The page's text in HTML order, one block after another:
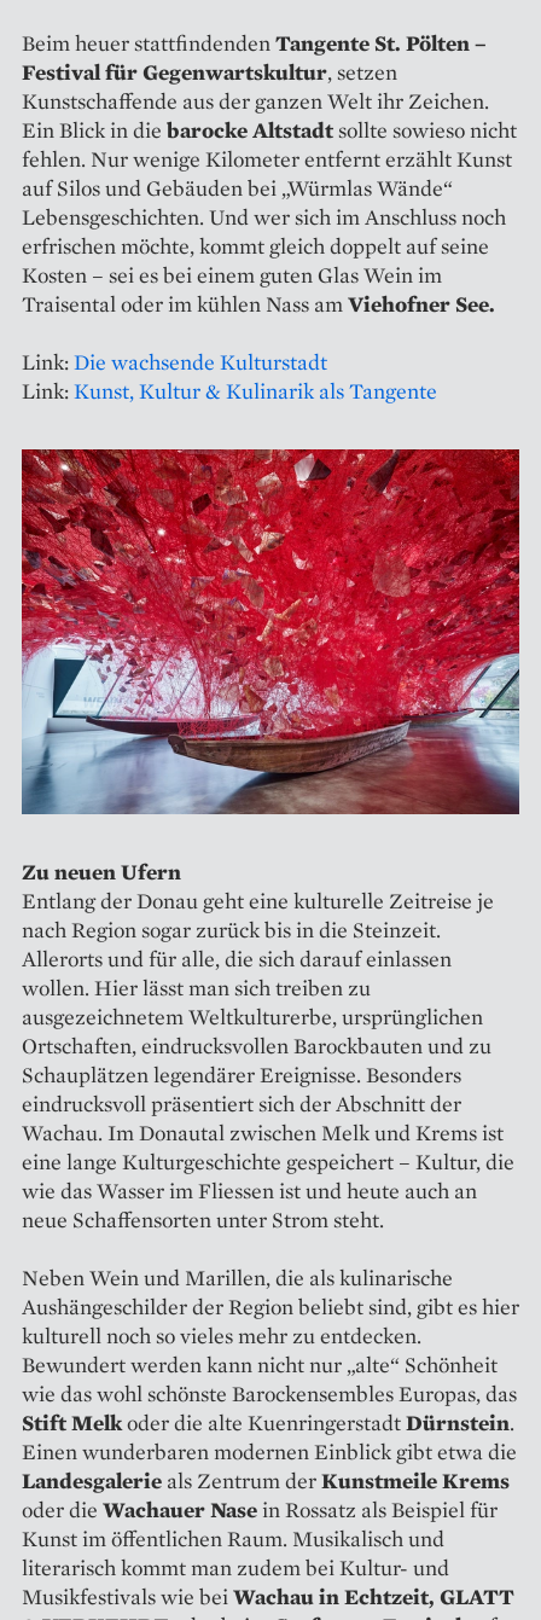
Beim heuer stattfindenden Tangente St. Pölten –
Festival für Gegenwartskultur, setzen
Kunstschaffende aus der ganzen Welt ihr Zeichen.
Ein Blick in die barocke Altstadtsollte sowieso nicht
fehlen. Nur wenige Kilometer entfernt erzählt Kunst
auf Silos und Gebäuden bei „Würmlas Wände“
Lebensgeschichten. Und wer sich im Anschluss noch
erfrischen möchte, kommt gleich doppelt auf seine
Kosten – sei es bei einem guten Glas Wein im
Traisental oder im kühlen Nass am Viehofner See.
Link:Die wachsende Kulturstadt
Link:Kunst, Kultur & Kulinarik als Tangente
Zu neuen Ufern
Entlang der Donau geht eine kulturelle Zeitreise je
nach Region sogar zurück bis in die Steinzeit.
Allerorts und für alle, die sich darauf einlassen
wollen. Hier lässt man sich treiben zu
ausgezeichnetem Weltkulturerbe, ursprünglichen
Ortschaften, eindrucksvollen Barockbauten und zu
Schauplätzen legendärer Ereignisse. Besonders
eindrucksvoll präsentiert sich der Abschnitt der
Wachau. Im Donautal zwischen Melk und Krems ist
eine lange Kulturgeschichte gespeichert – Kultur, die
wie das Wasser im Fliessen ist und heute auch an
neue Schaffensorten unter Strom steht.
Neben Wein und Marillen, die als kulinarische
Aushängeschilder der Region beliebt sind, gibt es hier
kulturell noch so vieles mehr zu entdecken.
Bewundert werden kann nicht nur „alte“ Schönheit
wie das wohl schönste Barockensembles Europas, das
Stift Melkoder die alte KuenringerstadtDürnstein.
Einen wunderbaren modernen Einblick gibt etwa die
Landesgalerie als Zentrum derKunstmeile Krems
oder die Wachauer Nase in Rossatz als Beispiel für
Kunst im öffentlichen Raum. Musikalisch und
literarisch kommt man zudem bei Kultur- und
Musikfestivals wie beiWachau in Echtzeit, GLATT